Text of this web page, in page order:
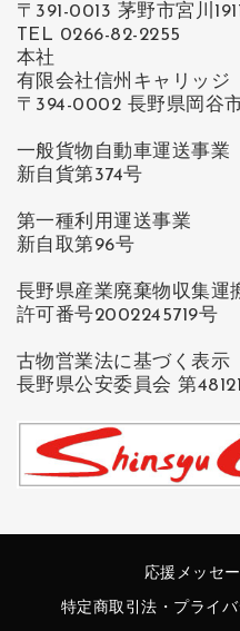
〒391-0013 茅野市宮川
TEL 0266-82-2255
本社
有限会社信州キャリッジ
〒394-0002 長野県岡谷市
一般貨物自動車運送事業
新自貨第374号
第一種利用運送事業
新自取第96号
長野県産業廃棄物収集運
許可番号2002245719号
古物営業法に基づく表示
長野県公安委員会 第
応援メッセ
特定商取引法・プライ